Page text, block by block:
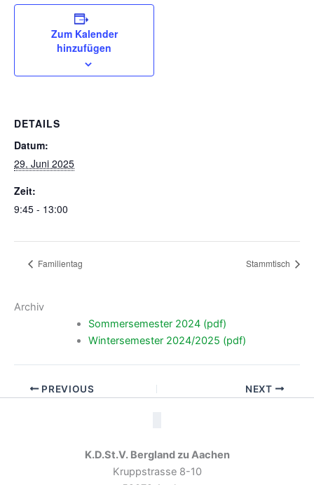
Zum Kalender
hinzufügen
DETAILS
Datum:
29. Juni 2025
Zeit:
9:45 - 13:00
Familientag Stammtisch
Archiv
Sommersemester 2024 (pdf)
Wintersemester 2024/2025 (pdf)
PREVIOUS NEXT
K.D.St.V. Bergland zu Aachen
Kruppstrasse 8-10